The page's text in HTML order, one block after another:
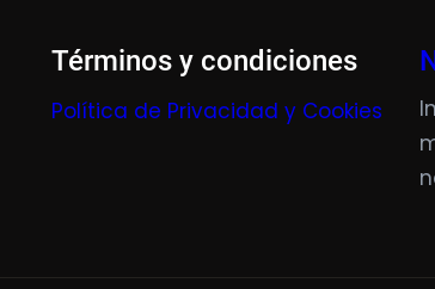
Términos y condiciones
Política de Privacidad y Cookies